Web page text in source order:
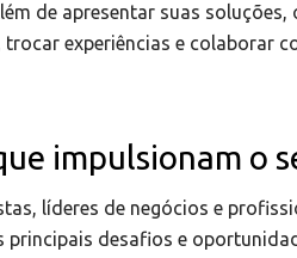
de apresentar suas soluções,
experiências e colaborar
impulsionam o
líderes de negócios e
desafios e